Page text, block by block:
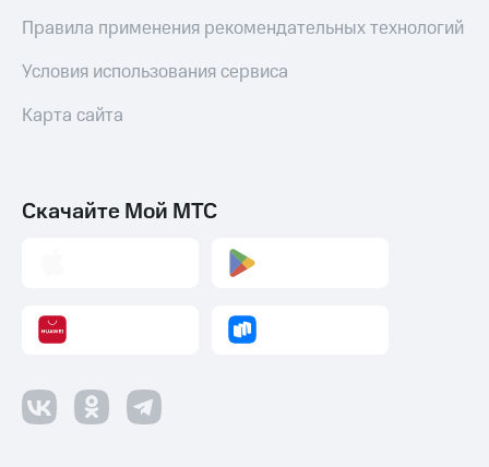
Правила применения рекомендательных технологий
Условия использования сервиса
Карта сайта
Скачайте Мой МТС